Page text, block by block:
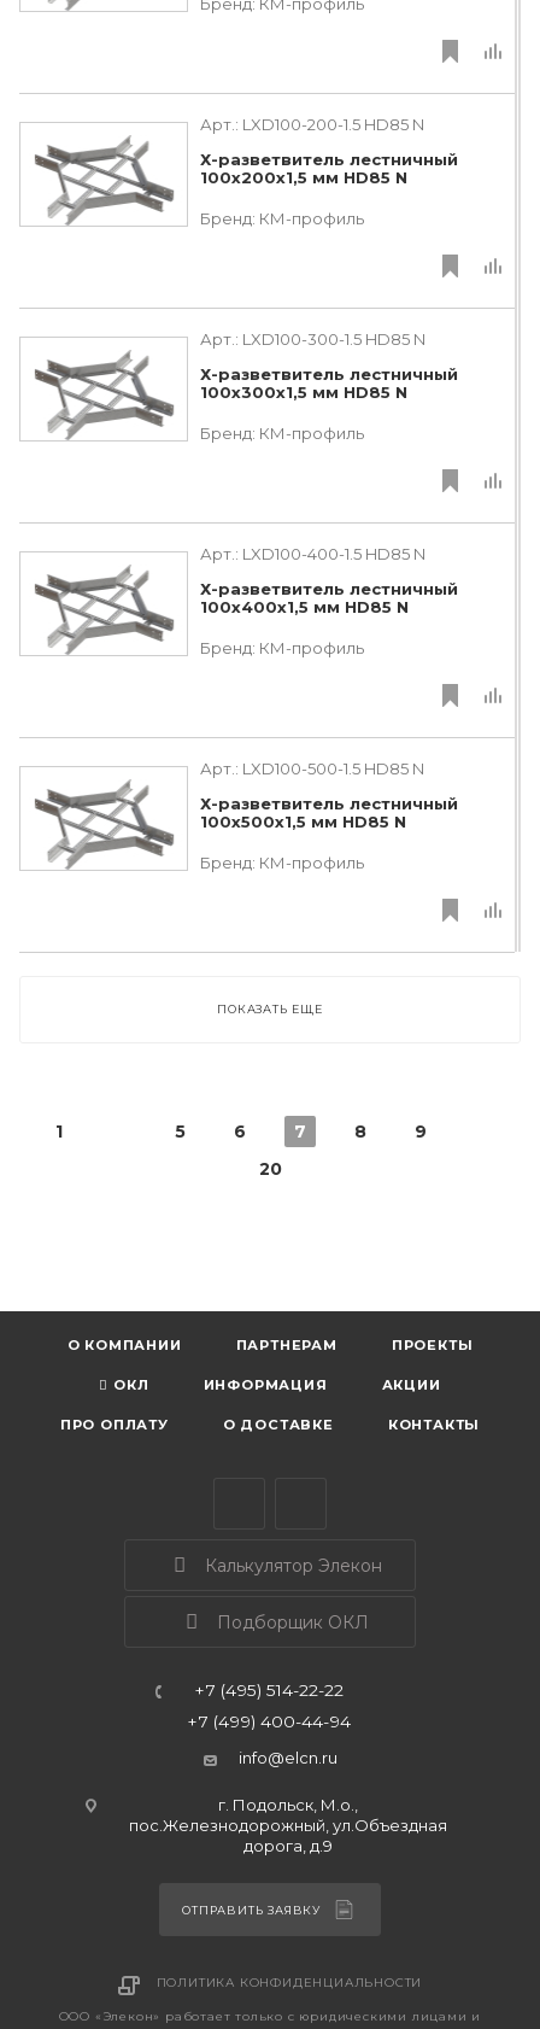
Арт.: LXD100-200-1.5 HD85 N
Х-разветвитель лестничный
100х200х1,5 мм HD85 N
Бренд: КМ-профиль
Арт.: LXD100-300-1.5 HD85 N
Х-разветвитель лестничный
100х300х1,5 мм HD85 N
Бренд: КМ-профиль
Арт.: LXD100-400-1.5 HD85 N
Х-разветвитель лестничный
100х400х1,5 мм HD85 N
Бренд: КМ-профиль
Арт.: LXD100-500-1.5 HD85 N
Х-разветвитель лестничный
100х500х1,5 мм HD85 N
Бренд: КМ-профиль
ПОКАЗАТЬ ЕЩЕ
1 5 6 7 8
9
20
О КОМПАНИИ ПАРТНЕРАМ ПРОЕКТЫ
ОКЛ ИНФОРМАЦИЯ АКЦИИ
ПРО ОПЛАТУ О ДОСТАВКЕ КОНТАКТЫ
Калькулятор Элекон
Подборщик ОКЛ
+7 (495) 514-22-22
+7 (499) 400-44-94
info@elcn.ru
г. Подольск, М.о.,
пос.Железнодорожный, ул.Объездная
дорога, д.9
ОТПРАВИТЬ ЗАЯВКУ
ПОЛИТИКА КОНФИДЕНЦИАЛЬНОСТИ
ООО «Элекон» работает только с юридическими лицами и